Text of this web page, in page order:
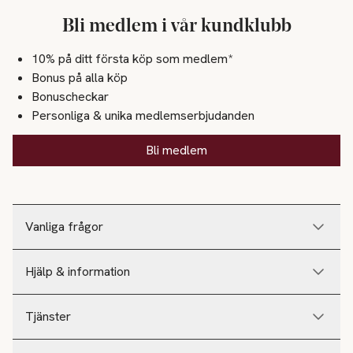
Vanliga frågor
Hjälp & information
Tjänster
Bli medlem i vår kundklubb
10% på ditt första köp som medlem*
Bonus på alla köp
Bonuscheckar
Personliga & unika medlemserbjudanden
Bli medlem